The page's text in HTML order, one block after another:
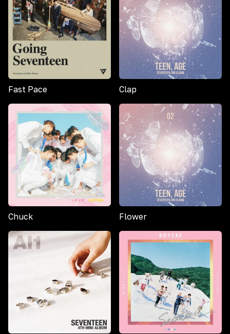
Fast Pace Clap
Chuck Flower